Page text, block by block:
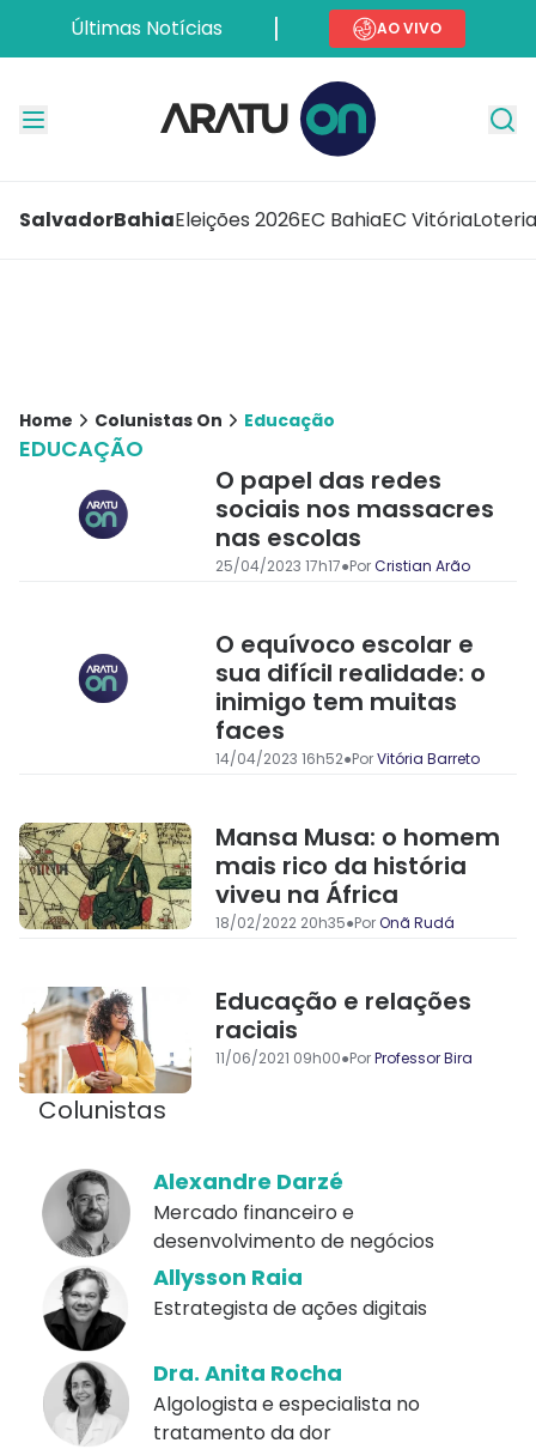
Últimas Notícias AO VIVO
SalvadorBahiaEleições 2026EC BahiaEC Vitória
Home Colunistas On Educação
EDUCAÇÃO
O papel das redes
sociais nos massacres
nas escolas
25/04/2023 17h17●PorCristian Arão
O equívoco escolar e
sua difícil realidade: o
inimigo tem muitas
faces
14/04/2023 16h52●PorVitória Barreto
Mansa Musa: o homem
mais rico da história
viveu na África
18/02/2022 20h35●PorOnã Rudá
Educação e relações
raciais
11/06/2021 09h00●PorProfessor Bira
Colunistas
Alexandre Darzé
Mercado financeiro e
desenvolvimento de negócios
Allysson Raia
Estrategista de ações digitais
Dra. Anita Rocha
Algologista e especialista no
tratamento da dor